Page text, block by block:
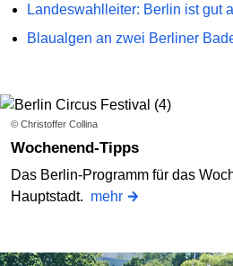
Landeswahlleiter: Berlin ist gut
Blaualgen an zwei Berliner
© Christoffer Collina
Wochenend-Tipps
Das Berlin-Programm für das
Hauptstadt. mehr